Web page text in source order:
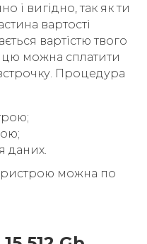
і вигідно, так як ти
вартості
вартістю твого
можна сплатити
Процедура
даних.
можна по